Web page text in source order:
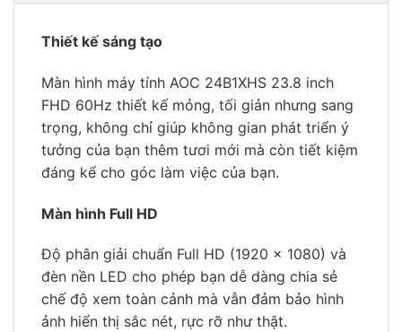
Thiết kế sáng tạo
Màn hình máy tính AOC 24B1XHS 23.8 inch
FHD 60Hz thiết kế mỏng, tối giản nhưng sang
trọng, không chỉ giúp không gian phát triển ý
tưởng của bạn thêm tươi mới mà còn tiết kiệm
đáng kể cho góc làm việc của bạn.
Màn hình Full HD
Độ phân giải chuẩn Full HD (1920 x 1080) và
đèn nền LED cho phép bạn dễ dàng chia sẻ
chế độ xem toàn cảnh mà vẫn đảm bảo hình
ảnh hiển thị sắc nét, rực rỡ như thật.